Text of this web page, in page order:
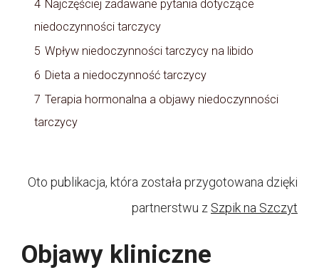
4 Najczęściej zadawane pytania dotyczące
niedoczynności tarczycy
5 Wpływ niedoczynności tarczycy na libido
6 Dieta a niedoczynność tarczycy
7 Terapia hormonalna a objawy niedoczynności
tarczycy
Oto publikacja, która została przygotowana dzięki
partnerstwu z Szpik na Szczyt
Objawy kliniczne